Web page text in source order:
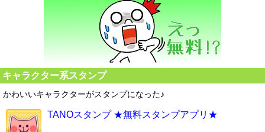
キャラクター系スタンプ
かわいいキャラクターがスタンプになった♪
TANOスタンプ ★無料スタンプアプリ★